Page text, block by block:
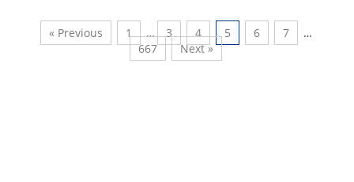
« Previous 1 … 3 4 5 6 7
…
667
Next »